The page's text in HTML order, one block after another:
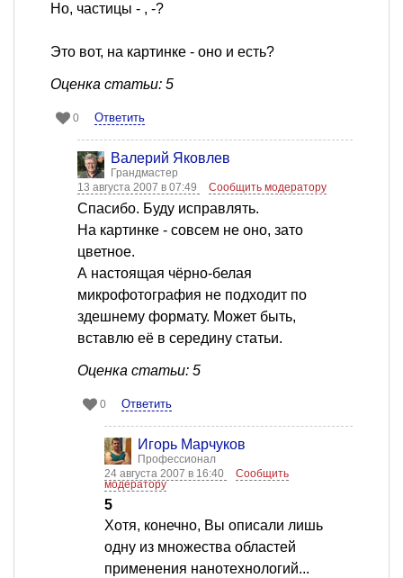
Но, частицы - , -?
Это вот, на картинке - оно и есть?
Оценка статьи: 5
0 Ответить
Валерий Яковлев
Грандмастер
13 августа 2007 в 07:49
Сообщить модератору
Спасибо. Буду исправлять.
На картинке - совсем не оно, зато
цветное.
А настоящая чёрно-белая
микрофотография не подходит по
здешнему формату. Может быть,
вставлю её в середину статьи.
Оценка статьи: 5
0 Ответить
Игорь Марчуков
Профессионал
24 августа 2007 в 16:40
Сообщить
модератору
5
Хотя, конечно, Вы описали лишь
одну из множества областей
применения нанотехнологий...